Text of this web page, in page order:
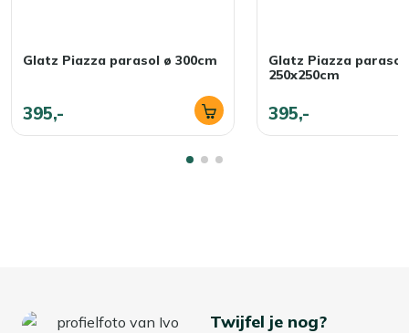
Glatz Piazza parasol ø 300cm
395,-
Glatz Piazza parasol
250x250cm
395,-
Twijfel je nog?